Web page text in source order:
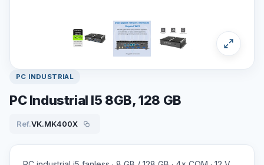
PC INDUSTRIAL
PC Industrial I5 8GB, 128 GB
Ref.VK.MK400X